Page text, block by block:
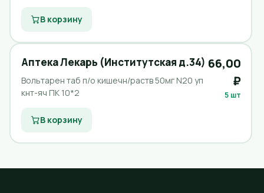
В корзину
Аптека Лекарь (Институтская д.34)
Вольтарен таб п/о кишечн/раств 50мг N20 уп
кнт-яч ПК 10*2
66,00
₽
5 шт
В корзину